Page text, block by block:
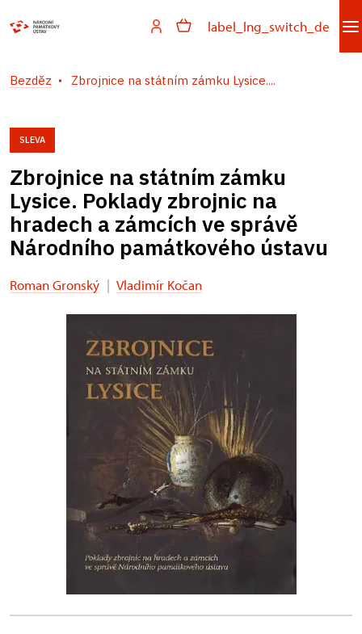
label_lng_switch_de
Bezděz Zbrojnice na státním zámku Lysice....
SLEVA
Zbrojnice na státním zámku
Lysice. Poklady zbrojnic na
hradech a zámcích ve správě
Národního památkového ústavu
Roman Gronský | Vladimír Kočan